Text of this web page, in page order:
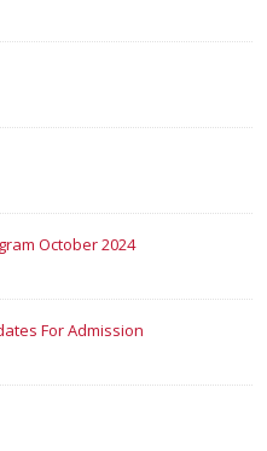
October 2024
For Admission